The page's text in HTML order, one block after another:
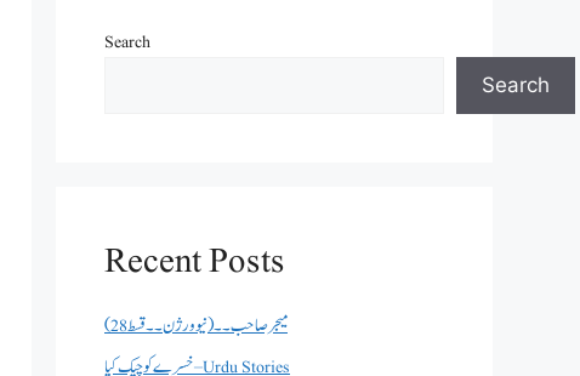
Search
Search
Recent Posts
میجر صاحب۔۔( نیو ورژن ۔۔قسط 28)
خسرے کو چیک کیا – Urdu Stories